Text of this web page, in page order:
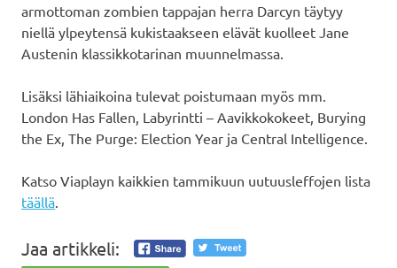
armottoman zombien tappajan herra Darcyn täytyy
niellä ylpeytensä kukistaakseen elävät kuolleet Jane
Austenin klassikkotarinan muunnelmassa.
Lisäksi lähiaikoina tulevat poistumaan myös mm.
London Has Fallen, Labyrintti – Aavikkokokeet, Burying
the Ex, The Purge: Election Year ja Central Intelligence.
Katso Viaplayn kaikkien tammikuun uutuusleffojen lista
täällä.
Jaa artikkeli: